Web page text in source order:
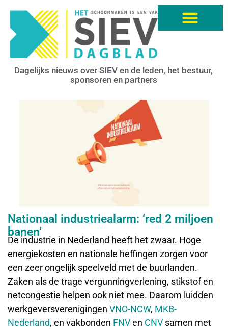
Dagelijks nieuws over SIEV en de leden, het bestuur,
sponsoren en partners
Nationaal industriealarm: ‘red 2 miljoen
banen’
De industrie in Nederland heeft het zwaar. Hoge
energiekosten en nationale heffingen zorgen voor
een zeer ongelijk speelveld met de buurlanden.
Zaken als de trage vergunningverlening, stikstof en
netcongestie helpen ook niet mee. Daarom luidden
werkgeversverenigingen VNO-NCW, MKB-
Nederland, en vakbonden FNVen CNV samen met